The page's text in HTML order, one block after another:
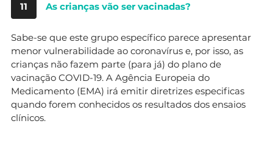
11 As crianças vão ser vacinadas?
Sabe-se que este grupo específico parece apresentar
menor vulnerabilidade ao coronavírus e, por isso, as
crianças não fazem parte (para já) do plano de
vacinação COVID-19. A Agência Europeia do
Medicamento (EMA) irá emitir diretrizes especificas
quando forem conhecidos os resultados dos ensaios
clínicos.